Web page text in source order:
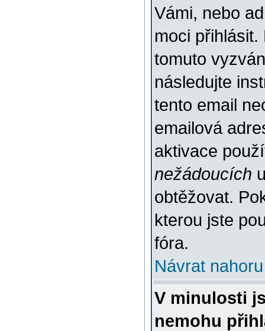
Vámi, nebo
moci
tomuto
následujte
tento email
emailová
aktivace
nežádoucích
obtěžovat.
kterou jste
fóra.
Návrat nahoru
V minulosti
nemohu